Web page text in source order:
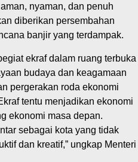
nyaman, dan penuh
diberikan persembahan
banjir yang terdampak.
ekraf dalam ruang terbuka
budaya dan keagamaan
pergerakan roda ekonomi
tentu menjadikan ekonomi
ekonomi masa depan.
sebagai kota yang tidak
dan kreatif,” ungkap Menteri